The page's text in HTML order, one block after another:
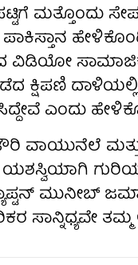
ಮತ್ತೊಂದು
ವಿಡಿಯೋ ಸಾಮಾಜಿಕ
ಕ್ಷಿಪಣಿ
ಎಂದು
ಮತ್ತು
ಯಶಸ್ವಿಯಾಗಿ
ಮುನೀಬ್
ಸಾನ್ನಿಧ್ಯವೇ